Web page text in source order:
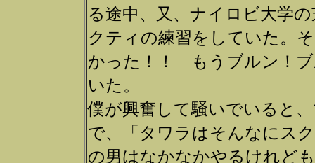
る途中、又、ナイロビ大学
クティの練習をしていた。
かった！！ もうブルン！
いた。
僕が興奮して騒いでいると
で、「タワラはそんなにス
の男はなかなかやるけれど